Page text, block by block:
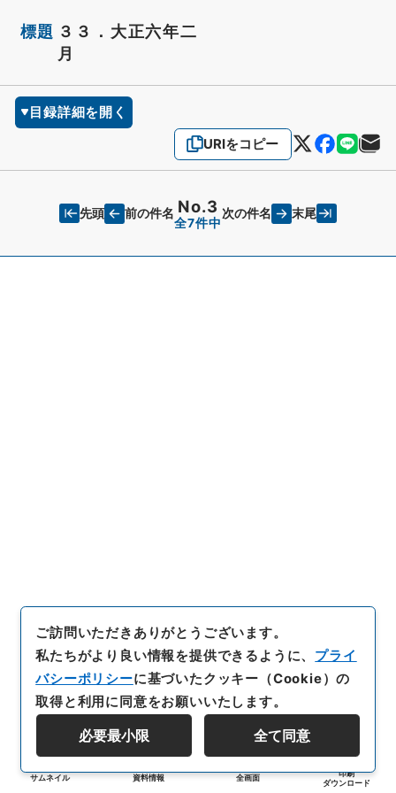
標題 ３３．大正六年二
月
目録詳細を開く
URIをコピー
先頭 前の件名 No.3
全7件中
次の件名 末尾
サムネイル 資料情報 全画面
印刷
ダウンロード
ご訪問いただきありがとうございます。
私たちがより良い情報を提供できるように、 プライ
バシーポリシーに基づいたクッキー（Cookie）の
取得と利用に同意をお願いいたします。
必要最小限 全て同意